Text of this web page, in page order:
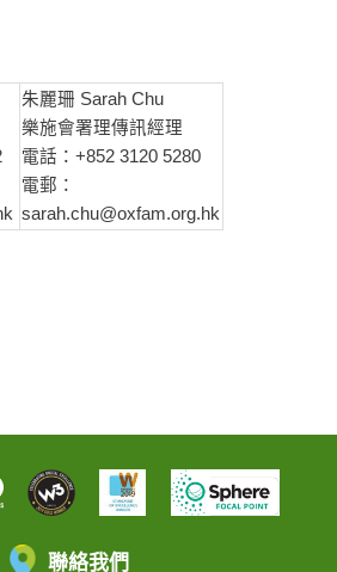
朱麗珊 Sarah Chu
樂施會署理傳訊經理
電話：+852 3120 5280
電郵：
sarah.chu@oxfam.org.hk
聯絡我們